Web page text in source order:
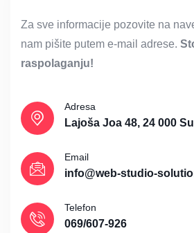
Za sve informacije pozovite na
nam pišite putem e-mail adrese.
raspolaganju!
Adresa
Lajoša Joa 48, 24 000
Email
info@web-studio-
Telefon
069/607-926